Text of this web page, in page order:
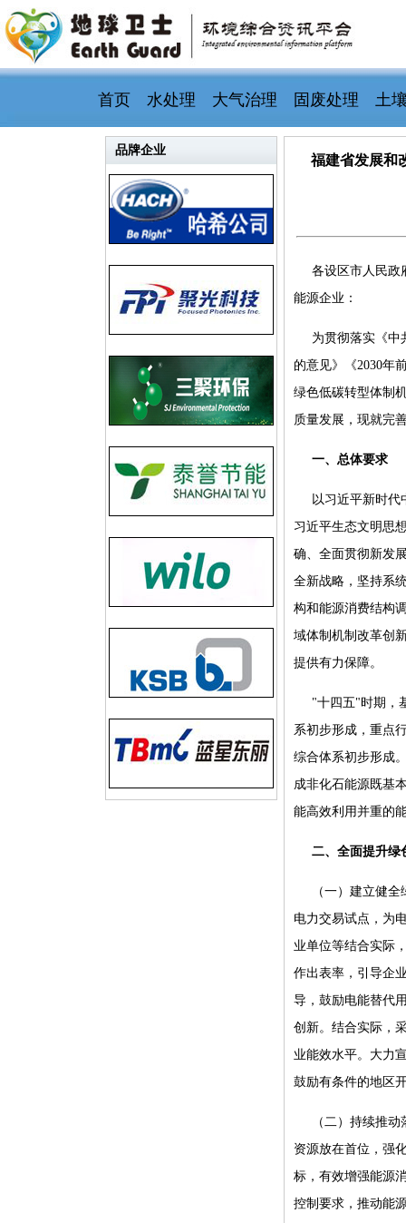
首页 水处理 大气治理 固废处理 土
品牌企业
福建省发展和
各设区市人民政
能源企业：
为贯彻落实《中
的意见》《2030年
绿色低碳转型体制
质量发展，现就完
一、总体要求
以习近平新时代
习近平生态文明思
确、全面贯彻新发
全新战略，坚持系
构和能源消费结构
域体制机制改革创
提供有力保障。
"十四五"时期，
系初步形成，重点
综合体系初步形成
成非化石能源既基
能高效利用并重的
二、全面提升绿
（一）建立健
电力交易试点，为
业单位等结合实际
作出表率，引导企
导，鼓励电能替代
创新。结合实际，
业能效水平。大力
鼓励有条件的地区
（二）持续推
资源放在首位，强
标，有效增强能源
控制要求，推动能